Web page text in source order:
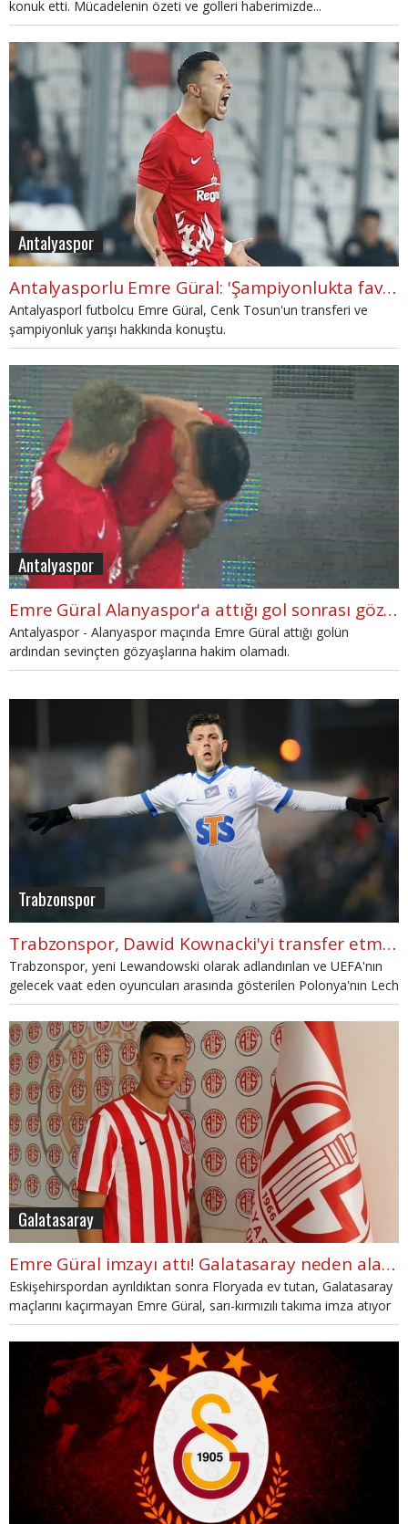
konuk etti. Mücadelenin özeti ve golleri haberimizde...
Antalyaspor
Antalyasporlu Emre Güral: 'Şampiyonlukta favorim Beşiktaş.'
Antalyasporl futbolcu Emre Güral, Cenk Tosun'un transferi ve
şampiyonluk yarışı hakkında konuştu.
Antalyaspor
Emre Güral Alanyaspor'a attığı gol sonrası gözyaşlarını tutamadı
Antalyaspor - Alanyaspor maçında Emre Güral attığı golün
ardından sevinçten gözyaşlarına hakim olamadı.
Trabzonspor
Trabzonspor, Dawid Kownacki'yi transfer etmek istiyor.
Trabzonspor, yeni Lewandowski olarak adlandırılan ve UEFA'nın
gelecek vaat eden oyuncuları arasında gösterilen Polonya'nın Lech
Poznan takımında forma giyen 20 yaşındaki forvet oyuncusu
Dawid Kownacki'yi yakın markaja aldı.
Galatasaray
Emre Güral imzayı attı! Galatasaray neden alamadı?
Eskişehirspordan ayrıldıktan sonra Floryada ev tutan, Galatasaray
maçlarını kaçırmayan Emre Güral, sarı-kırmızılı takıma imza atıyor
derken Antalyaspor'a transfer oldu.